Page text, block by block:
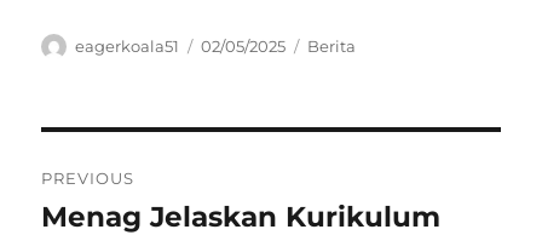
Author
eagerkoala51
Posted
02/05/2025 Categories
Berita
pos
PREVIOUS
Previous
Menag Jelaskan Kurikulum